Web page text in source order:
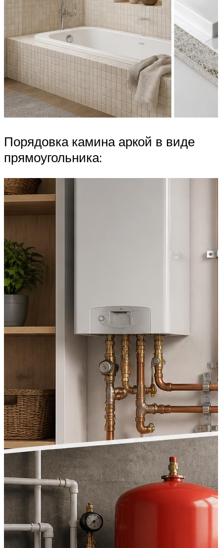
Порядовка камина аркой в виде
прямоугольника: